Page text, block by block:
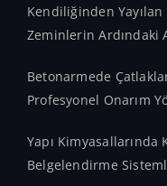
Kendiliğinden
Zeminlerin Ardındaki
Betonarmede
Profesyonel Onarım
Yapı
Belgelendirme